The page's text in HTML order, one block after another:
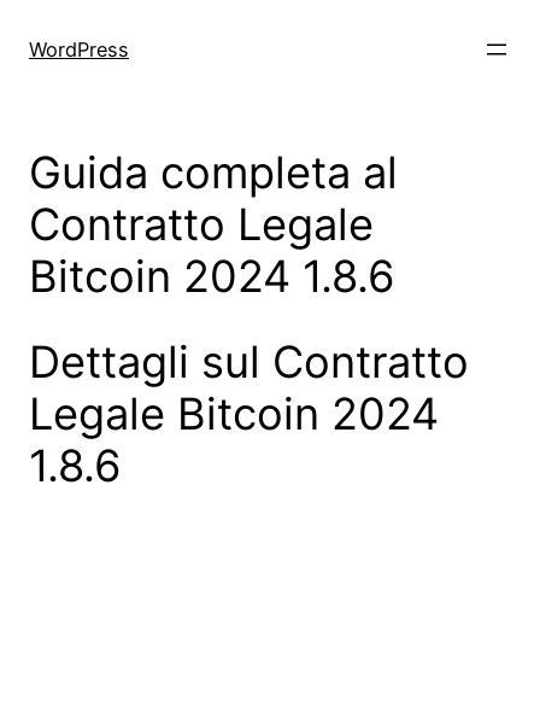
WordPress
Guida completa al
Contratto Legale
Bitcoin 2024 1.8.6
Dettagli sul Contratto
Legale Bitcoin 2024
1.8.6